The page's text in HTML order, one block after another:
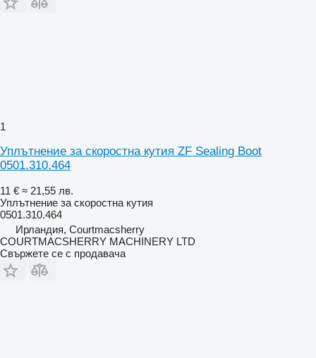
1
Уплътнение за скоростна кутия ZF Sealing Boot
0501.310.464
11 € ≈ 21,55 лв.
Уплътнение за скоростна кутия
0501.310.464
Ирландия, Courtmacsherry
COURTMACSHERRY MACHINERY LTD
Свържете се с продавача